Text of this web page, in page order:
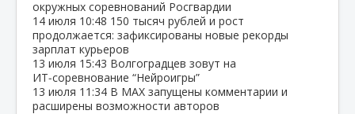
окружных соревнований Росгвардии
14 июля 10:48 150 тысяч рублей и рост
продолжается: зафиксированы новые рекорды
зарплат курьеров
13 июля 15:43 Волгоградцев зовут на
ИТ‑соревнование “Нейроигры”
13 июля 11:34 В МАХ запущены комментарии и
расширены возможности авторов